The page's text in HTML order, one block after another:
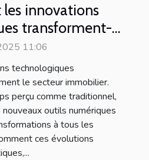
innovations
transforment-
?
11:06
technologiques
le secteur immobilier.
perçu comme traditionnel,
outils numériques
à tous les
ces évolutions